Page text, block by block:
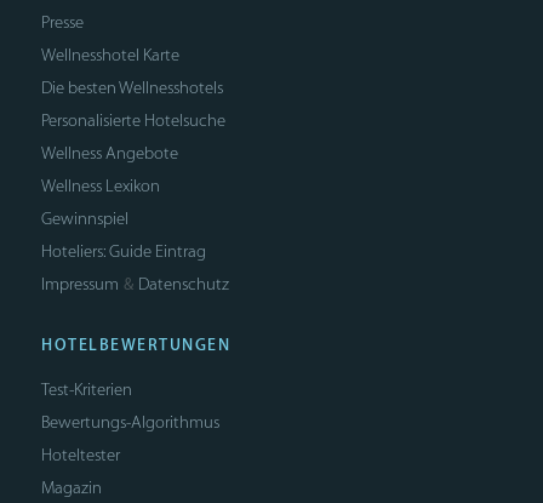
Presse
Wellnesshotel Karte
Die besten Wellnesshotels
Personalisierte Hotelsuche
Wellness Angebote
Wellness Lexikon
Gewinnspiel
Hoteliers: Guide Eintrag
Impressum & Datenschutz
HOTELBEWERTUNGEN
Test-Kriterien
Bewertungs-Algorithmus
Hoteltester
Magazin